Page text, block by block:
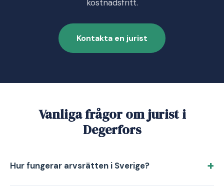
kostnadsfritt.
Kontakta en jurist
Vanliga frågor om jurist i
Degerfors
Hur fungerar arvsrätten i Sverige?